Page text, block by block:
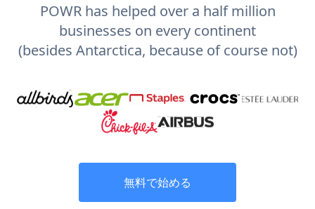
POWR has helped over a half million
businesses on every continent
(besides Antarctica, because of course not)
無料で始める